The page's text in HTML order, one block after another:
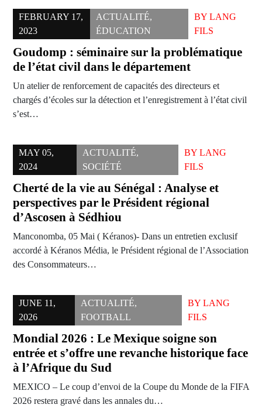
FEBRUARY 17,
2023
ACTUALITÉ,
ÉDUCATION
BYLANG
FILS
Goudomp : séminaire sur la problématique
de l’état civil dans le département
Un atelier de renforcement de capacités des directeurs et
chargés d’écoles sur la détection et l’enregistrement à l’état civil
s’est…
MAY 05,
2024
ACTUALITÉ,
SOCIÉTÉ
BYLANG
FILS
Cherté de la vie au Sénégal : Analyse et
perspectives par le Président régional
d’Ascosen à Sédhiou
Manconomba, 05 Mai ( Kéranos)- Dans un entretien exclusif
accordé à Kéranos Média, le Président régional de l’Association
des Consommateurs…
JUNE 11,
2026
ACTUALITÉ,
FOOTBALL
BY LANG
FILS
Mondial 2026 : Le Mexique soigne son
entrée et s’offre une revanche historique face
à l’Afrique du Sud
MEXICO – Le coup d’envoi de la Coupe du Monde de la FIFA
2026 restera gravé dans les annales du…